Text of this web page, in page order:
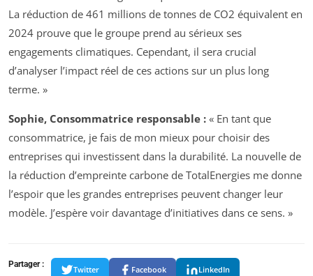
La réduction de 461 millions de tonnes de CO2 équivalent en
2024 prouve que le groupe prend au sérieux ses
engagements climatiques. Cependant, il sera crucial
d’analyser l’impact réel de ces actions sur un plus long
terme. »
Sophie, Consommatrice responsable : « En tant que
consommatrice, je fais de mon mieux pour choisir des
entreprises qui investissent dans la durabilité. La nouvelle de
la réduction d’empreinte carbone de TotalEnergies me donne
l’espoir que les grandes entreprises peuvent changer leur
modèle. J’espère voir davantage d’initiatives dans ce sens. »
Partager :
Twitter Facebook LinkedIn